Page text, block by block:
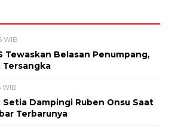
WIB
Tewaskan Belasan Penumpang,
Tersangka
WIB
Dampingi Ruben Onsu Saat
Terbarunya